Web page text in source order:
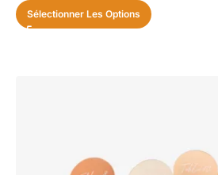
Sélectionner Les Options